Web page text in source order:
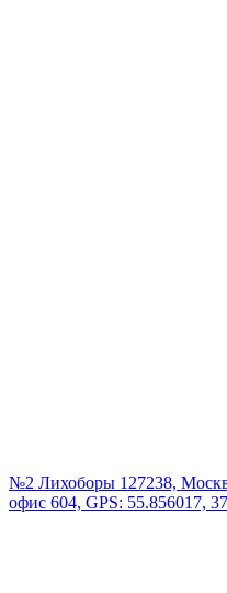
№2 Лихоборы 127238,
офис 604, GPS: 55.856017,